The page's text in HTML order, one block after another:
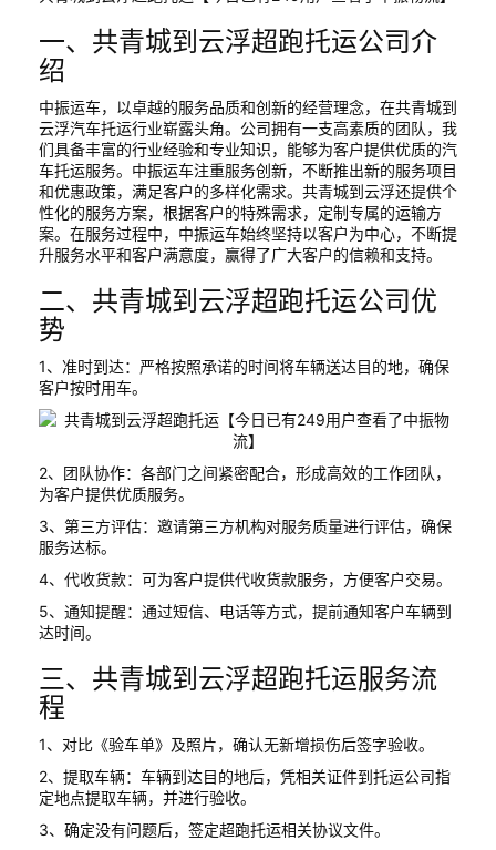
一、共青城到云浮超跑托运公司介
绍
中振运车，以卓越的服务品质和创新的经营理念，在共青城到
云浮汽车托运行业崭露头角。公司拥有一支高素质的团队，我
们具备丰富的行业经验和专业知识，能够为客户提供优质的汽
车托运服务。中振运车注重服务创新，不断推出新的服务项目
和优惠政策，满足客户的多样化需求。共青城到云浮还提供个
性化的服务方案，根据客户的特殊需求，定制专属的运输方
案。在服务过程中，中振运车始终坚持以客户为中心，不断提
升服务水平和客户满意度，赢得了广大客户的信赖和支持。
二、共青城到云浮超跑托运公司优
势
1、准时到达：严格按照承诺的时间将车辆送达目的地，确保
客户按时用车。
2、团队协作：各部门之间紧密配合，形成高效的工作团队，
为客户提供优质服务。
3、第三方评估：邀请第三方机构对服务质量进行评估，确保
服务达标。
4、代收货款：可为客户提供代收货款服务，方便客户交易。
5、通知提醒：通过短信、电话等方式，提前通知客户车辆到
达时间。
三、共青城到云浮超跑托运服务流
程
1、对比《验车单》及照片，确认无新增损伤后签字验收。
2、提取车辆：车辆到达目的地后，凭相关证件到托运公司指
定地点提取车辆，并进行验收。
3、确定没有问题后，签定超跑托运相关协议文件。